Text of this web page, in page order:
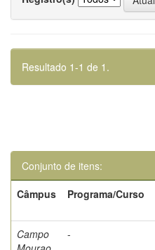
Resultado 1-1 de 1.
Conjunto de itens:
Câmpus
Programa/Curso
Campo
-